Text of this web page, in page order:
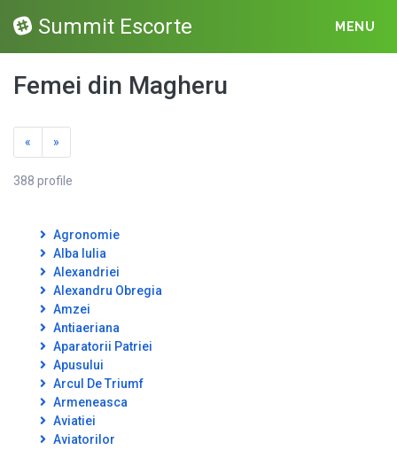
Summit Escorte MENU
Femei din Magheru
« »
388 profile
Agronomie
Alba Iulia
Alexandriei
Alexandru Obregia
Amzei
Antiaeriana
Aparatorii Patriei
Apusului
Arcul De Triumf
Armeneasca
Aviatiei
Aviatorilor